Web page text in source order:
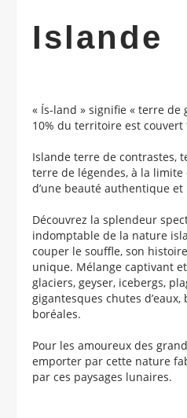
Islande
« Ís-land » signifie « terre de
10% du territoire est couvert
Islande terre de contrastes,
terre de légendes, à la limite
d’une beauté authentique et
Découvrez la splendeur
indomptable de la nature
couper le souffle, son
unique. Mélange captivant
glaciers, geyser, icebergs,
gigantesques chutes
boréales.
Pour les amoureux des
emporter par cette nature
par ces paysages lunaires.